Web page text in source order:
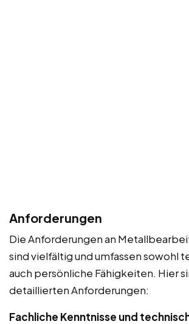
Anforderungen
Die Anforderungen an
sind vielfältig und umfassen sowohl
auch persönliche Fähigkeiten. Hier
detaillierten Anforderungen:
Fachliche Kenntnisse und